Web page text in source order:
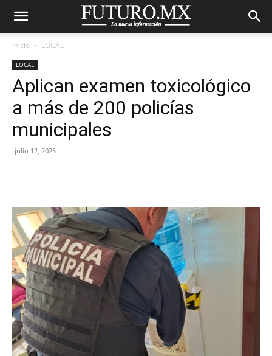
Inicio LOCAL
LOCAL
Aplican examen toxicológico
a más de 200 policías
municipales
julio 12, 2025